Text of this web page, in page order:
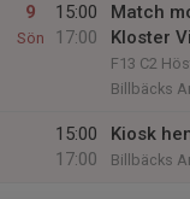
9
Sön
15:00
17:00
Match
Kloster
F13 C2
Billbäcks
15:00
17:00
Kiosk
Billbäcks